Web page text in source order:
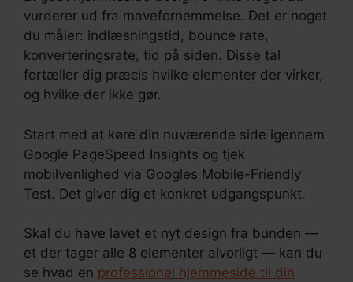
vurderer ud fra mavefornemmelse. Det er noget
du måler: indlæsningstid, bounce rate,
konverteringsrate, tid på siden. Disse tal
fortæller dig præcis hvilke elementer der virker,
og hvilke der ikke gør.
Start med at køre din nuværende side igennem
Google PageSpeed Insights og tjek
mobilvenlighed via Googles Mobile-Friendly
Test. Det giver dig et konkret udgangspunkt.
Skal du have lavet et nyt design fra bunden —
et der tager alle 8 elementer alvorligt — kan du
se hvad en professionel hjemmeside til din